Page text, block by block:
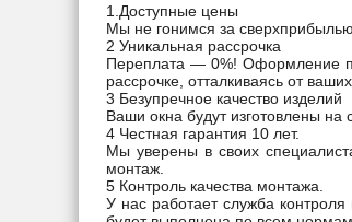
1.Доступные цены
Мы не гонимся за
2 Уникальная рассрочка
Переплата — 0%! Оформление
рассрочке, отталкиваясь от
3 Безупречное качество изделий
Ваши окна будут изготовлены
4 Честная гарантия 10 лет.
Мы уверены в своих
монтаж.
5 Контроль качества монтажа.
У нас работает служба